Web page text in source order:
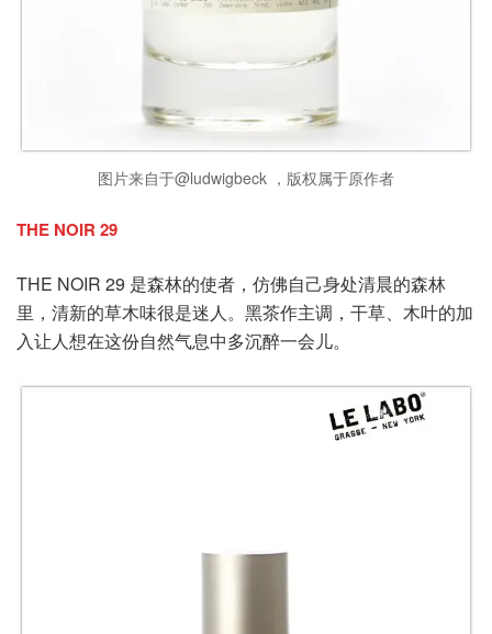
图片来自于@ludwigbeck ，版权属于原作者
THE NOIR 29
THE NOIR 29 是森林的使者，仿佛自己身处清晨的森林
里，清新的草木味很是迷人。黑茶作主调，干草、木叶的加
入让人想在这份自然气息中多沉醉一会儿。